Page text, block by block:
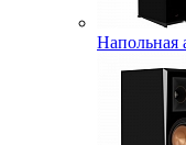
Напольная